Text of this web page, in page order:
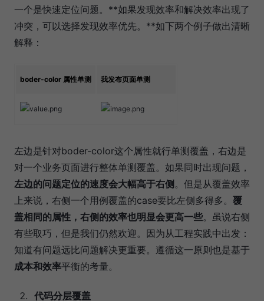
一个是快速定位问题。**如果发现效率和解决效率出现了
冲突，可以选择发现效率优先。**如下两个例子做出清晰
解释：
boder-color 属性单测 我发布页面单测
左边是针对boder-color这个属性就行单测覆盖，右边是
对一个业务页面进行整体单测覆盖。如果同时出现问题，
左边的问题定位的速度会大幅高于右侧 。但是从覆盖效率
上来说，右侧一个用例覆盖的case要比左侧多得多。 覆
盖相同的属性，右侧的效率也明显会更高一些。虽说右侧
有些取巧，但是我们仍然欢迎。因为从工程实践中出发：
知道有问题远比问题解决更重要。遵循这一原则也是基于
成本和效率平衡的考量。
代码分层覆盖